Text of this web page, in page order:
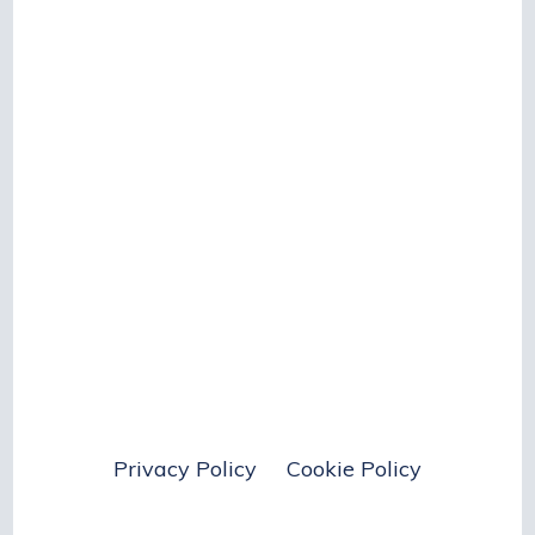
Privacy Policy Cookie Policy